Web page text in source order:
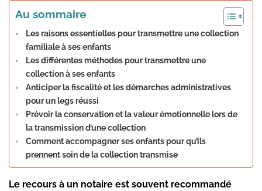
Au sommaire
Les raisons essentielles pour transmettre une collection
familiale à ses enfants
Les différentes méthodes pour transmettre une
collection à ses enfants
Anticiper la fiscalité et les démarches administratives
pour un legs réussi
Prévoir la conservation et la valeur émotionnelle lors de
la transmission d’une collection
Comment accompagner ses enfants pour qu’ils
prennent soin de la collection transmise
Le recours à un notaire est souvent recommandé